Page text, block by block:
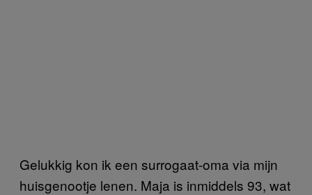
Gelukkig kon ik een surrogaat-oma via mijn
huisgenootje lenen. Maja is inmiddels 93, wat